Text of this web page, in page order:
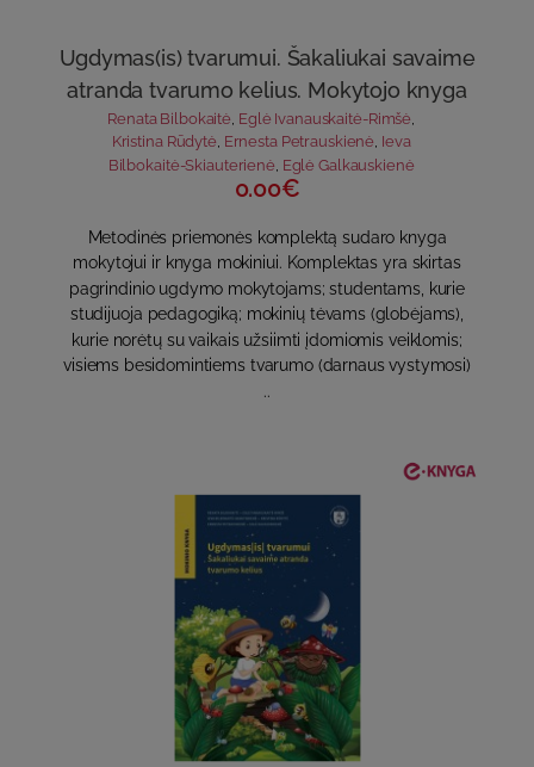
Ugdymas(is) tvarumui. Šakaliukai savaime
atranda tvarumo kelius. Mokytojo knyga
Renata Bilbokaitė Eglė Ivanauskaitė-Rimšė
Kristina Rūdytė, Ernesta Petrauskienė, Ieva
Bilbokaitė-Skiauterienė Eglė Galkauskienė
0.00€
Metodinės priemonės komplektą sudaro knyga
mokytojui ir knyga mokiniui. Komplektas yra skirtas
pagrindinio ugdymo mokytojams; studentams, kurie
studijuoja pedagogiką; mokinių tėvams (globėjams),
kurie norėtų su vaikais užsiimti įdomiomis veiklomis;
visiems besidomintiems tvarumo (darnaus vystymosi)
..